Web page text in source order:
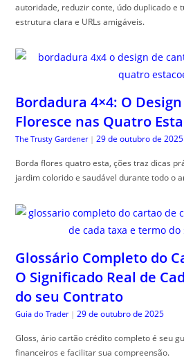
autoridade, reduzir conte, údo duplicado e
estrutura clara e URLs amigáveis.
Bordadura 4×4: O
Floresce nas Quatro
The Trusty Gardener | 29 de outubro de 2025
Borda flores quatro esta, ções traz dicas
jardim colorido e saudável durante todo o
Glossário Completo do
O Significado Real de
do seu Contrato
Guia do Trader | 29 de outubro de 2025
Gloss, ário cartão crédito completo é seu
financeiros e facilitar sua compreensão.